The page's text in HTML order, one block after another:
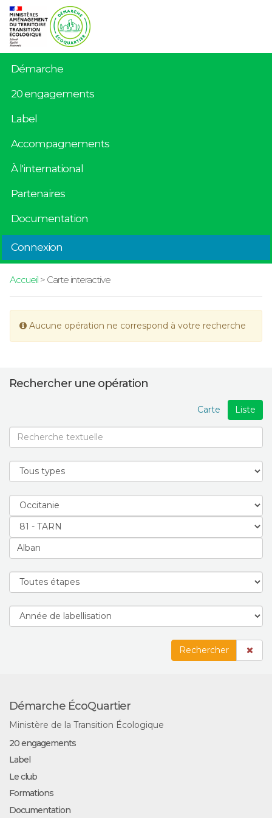
Démarche
20 engagements
Label
Accompagnements
À l'international
Partenaires
Documentation
Connexion
Accueil> Carte interactive
Aucune opération ne correspond à votre recherche
Rechercher une opération
Liste
Carte
Rechercher
Démarche ÉcoQuartier
Ministère de la Transition Écologique
20 engagements
Label
Le club
Formations
Documentation